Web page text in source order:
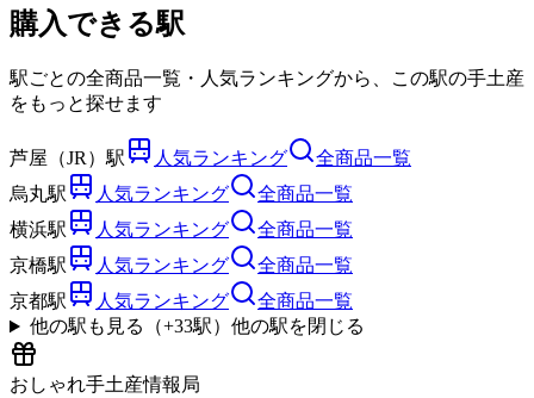
購入できる駅
駅ごとの全商品一覧・人気ランキングから、この駅の手土産
をもっと探せます
芦屋（JR）駅 人気ランキング
全商品一覧
烏丸駅
人気ランキング
全商品一覧
横浜駅
人気ランキング
全商品一覧
京橋駅
人気ランキング
全商品一覧
京都駅
人気ランキング
全商品一覧
他の駅も見る（+33駅） 他の駅を閉じる
おしゃれ手土産情報局